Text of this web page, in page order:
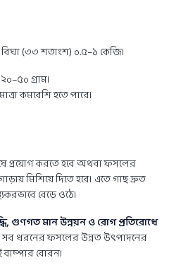
বিঘা (৩৩ শতাংশ) ০.৫–১ কেজি।
গ্রাম।
কমবেশি হতে পারে।
প্রয়োগ করতে হবে অথবা ফসলের
মিশিয়ে দিতে হবে। এতে গাছ দ্রুত
বেড়ে ওঠে।
গুণগত মান উন্নয়ন ও রোগ প্রতিরোধে
সব ধরনের ফসলের উন্নত উৎপাদনের
বোরন।